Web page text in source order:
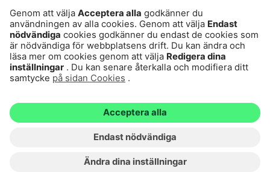
Dataskydd
Cookies
Tillgänglighetsutlåtande